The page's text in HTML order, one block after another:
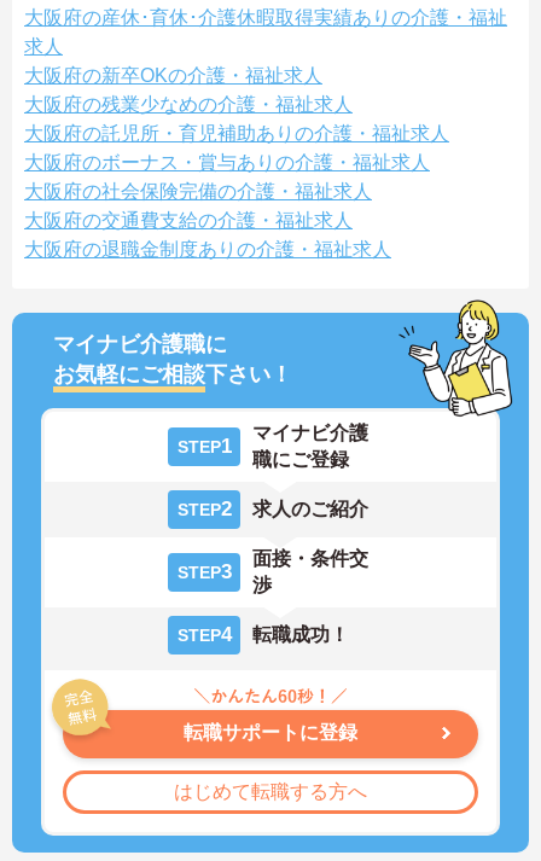
大阪府の産休･育休･介護休暇取得実績ありの介護・福祉
求人
大阪府の新卒OKの介護・福祉求人
大阪府の残業少なめの介護・福祉求人
大阪府の託児所・育児補助ありの介護・福祉求人
大阪府のボーナス・賞与ありの介護・福祉求人
大阪府の社会保険完備の介護・福祉求人
大阪府の交通費支給の介護・福祉求人
大阪府の退職金制度ありの介護・福祉求人
マイナビ介護職に
お気軽にご相談下さい！
STEP1
マイナビ介護
職にご登録
STEP2 求人のご紹介
STEP3
面接・条件交
渉
STEP4 転職成功！
転職サポートに登録
はじめて転職する方へ